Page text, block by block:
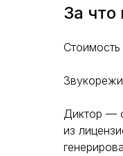
За что
Диктор —
из